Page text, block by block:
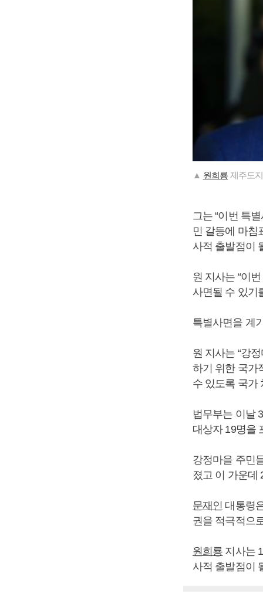
▲ 원희룡 제주도
그는 “이번 특
민 갈등에 마침
사적 출발점이
원 지사는 “이
사면될 수 있기
특별사면을 계
원 지사는 “강
하기 위한 국가
수 있도록 국가
법무부는 이날
대상자 19명을
강정마을 주민
졌고 이 가운데
문재인 대통령
권을 적극적으
원희룡 지사는
사적 출발점이